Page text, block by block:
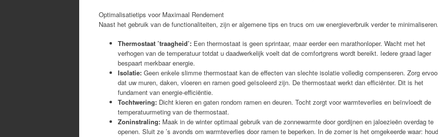
Optimalisatietips voor Maximaal Rendement
Naast het gebruik van de functionaliteiten, zijn er algemene tips en trucs om uw energieverbruik verder te
Thermostaat ’traagheid’: Een thermostaat is geen sprintaar, maar eerder een marathonloper. Wacht met het
verhogen van de temperatuur totdat u daadwerkelijk voelt dat de comfortgrens wordt bereikt. Iedere graad lager
bespaart merkbaar energie.
Isolatie: Geen enkele slimme thermostaat kan de effecten van slechte isolatie volledig compenseren. Zorg
dat uw muren, daken, vloeren en ramen goed geïsoleerd zijn. De thermostaat werkt dan efficiënter. Dit is het
fundament van energie-efficiëntie.
Tochtwering: Dicht kieren en gaten rondom ramen en deuren. Tocht zorgt voor warmteverlies en beïnvloedt de
temperatuurmeting van de thermostaat.
Zoninstraling: Maak in de winter optimaal gebruik van de zonnewarmte door gordijnen en jaloezieën overdag te
openen. Sluit ze ’s avonds om warmteverlies door ramen te beperken. In de zomer is het omgekeerde waar: houd